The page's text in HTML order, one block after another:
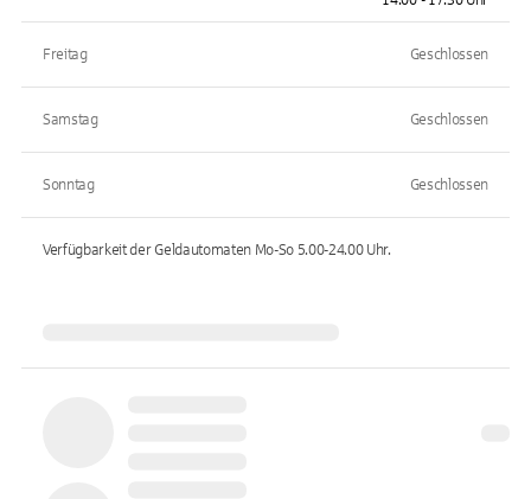
Freitag Geschlossen
Samstag Geschlossen
Sonntag Geschlossen
Verfügbarkeit der Geldautomaten Mo-So 5.00-24.00Uhr.